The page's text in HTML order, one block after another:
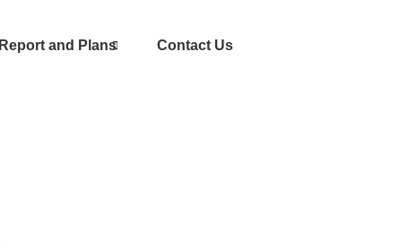
Report and Plans Contact Us